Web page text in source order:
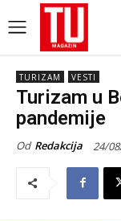
TURIZAM VESTI
Turizam u
pandemije
Od Redakcija 24/